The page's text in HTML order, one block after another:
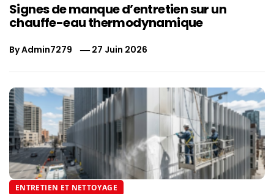
Signes de manque d’entretien sur un
chauffe-eau thermodynamique
ByAdmin7279 27 Juin 2026
ENTRETIEN ET NETTOYAGE